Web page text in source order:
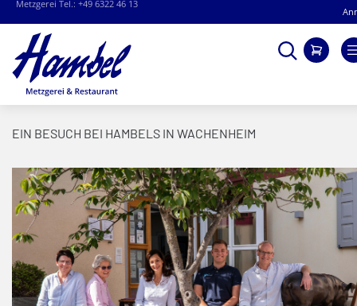
Restaurant Tel.: +49 6322 95 63 340
Direkt
zum
Inhalt
Suche
EIN BESUCH BEI HAMBELS IN WACHENHEIM